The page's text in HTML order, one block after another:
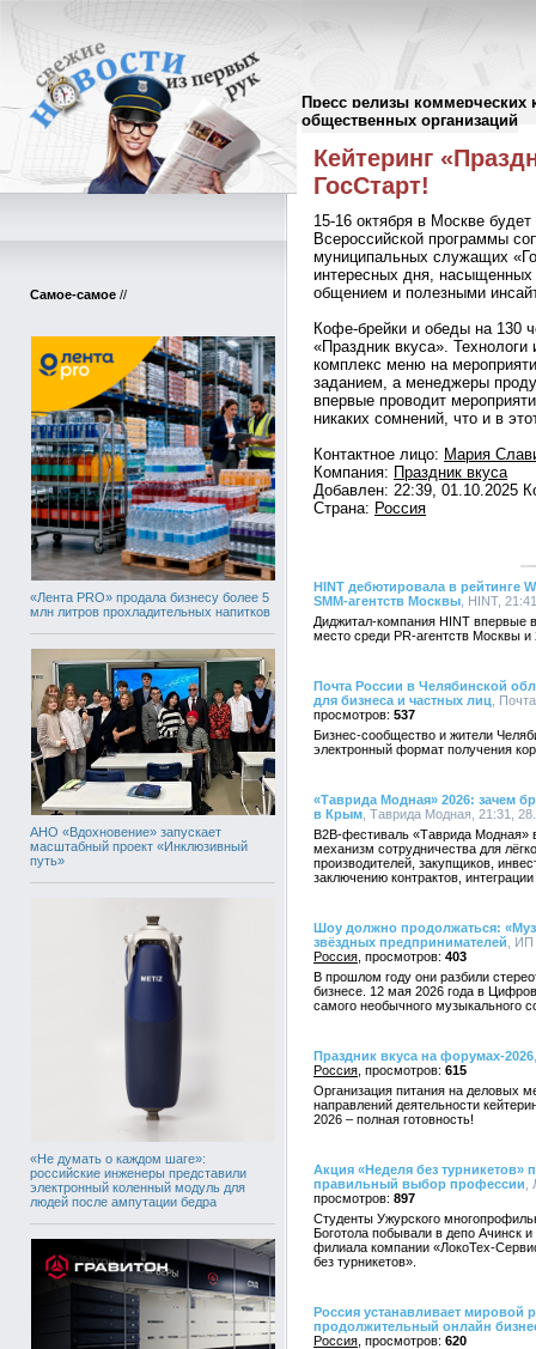
Пресс релизы коммерческих
общественных организаций
Самое-самое //
«Лента PRO» продала бизнесу более 5
млн литров прохладительных напитков
АНО «Вдохновение» запускает
масштабный проект «Инклюзивный
путь»
«Не думать о каждом шаге»:
российские инженеры представили
электронный коленный модуль для
людей после ампутации бедра
Пресс-релизы//
Кейтеринг
ГосСтарт!
15-16 октября в Москве
Всероссийской программы
муниципальных служащих
интересных дня,
общением и полезными
Кофе-брейки и обеды на 130
«Праздник вкуса».
комплекс меню на
заданием, а менеджеры
впервые проводит
никаких сомнений, что и в
Контактное лицо: Мария
Компания: Праздник вкуса
Добавлен: 22:39, 01.10.2025
Страна: Россия
HINT дебютировала в рейтинге
SMM-агентств Москвы , HINT,
Диджитал-компания HINT впервые
место среди PR-агентств Москвы
Почта России в Челябинской
для бизнеса и частных лиц ,
537
Бизнес-сообщество и жители
электронный формат получения
«Таврида Модная» 2026: зачем
в Крым , Таврида Модная, 21:31,
B2B-фестиваль «Таврида Модная»
механизм сотрудничества для
производителей, закупщиков,
заключению контрактов,
Шоу должно продолжаться:
звёздных предпринимателей ,
Россия
403
В прошлом году они разбили
бизнесе. 12 мая 2026 года в
самого необычного музыкального
Праздник вкуса на форумах-2026
Россия
615
Организация питания на деловых
направлений деятельности
2026 – полная готовность!
Акция «Неделя без турникетов»
правильный выбор профессии
897
Студенты Ужурского
Боготола побывали в депо Ачинск
филиала компании «ЛокоТех-
без турникетов».
Россия устанавливает мировой
продолжительный онлайн
Россия
620